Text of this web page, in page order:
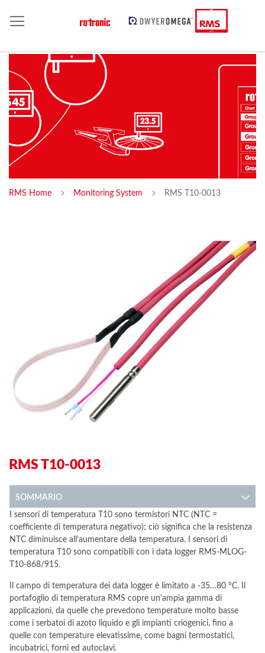
RMS Home Monitoring System RMS T10-0013
RMS T10-0013
SOMMARIO
I sensori di temperatura T10 sono termistori NTC (NTC =
coefficiente di temperatura negativo); ciò significa che la resistenza
NTC diminuisce all'aumentare della temperatura. I sensori di
temperatura T10 sono compatibili con i data logger RMS-MLOG-
T10-868/915.
Il campo di temperatura dei data logger è limitato a -35…80 °C. Il
portafoglio di temperatura RMS copre un'ampia gamma di
applicazioni, da quelle che prevedono temperature molto basse
come i serbatoi di azoto liquido e gli impianti criogenici, fino a
quelle con temperature elevatissime, come bagni termostatici,
incubatrici, forni ed autoclavi.